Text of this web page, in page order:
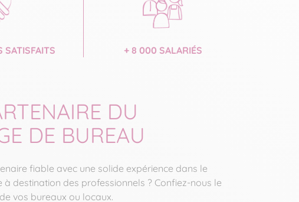
SATISFAITS + 8 000 SALARIÉS
DU
DE BUREAU
fiable avec une solide expérience dans le
destination des professionnels ? Confiez-nous le
vos bureaux ou locaux.